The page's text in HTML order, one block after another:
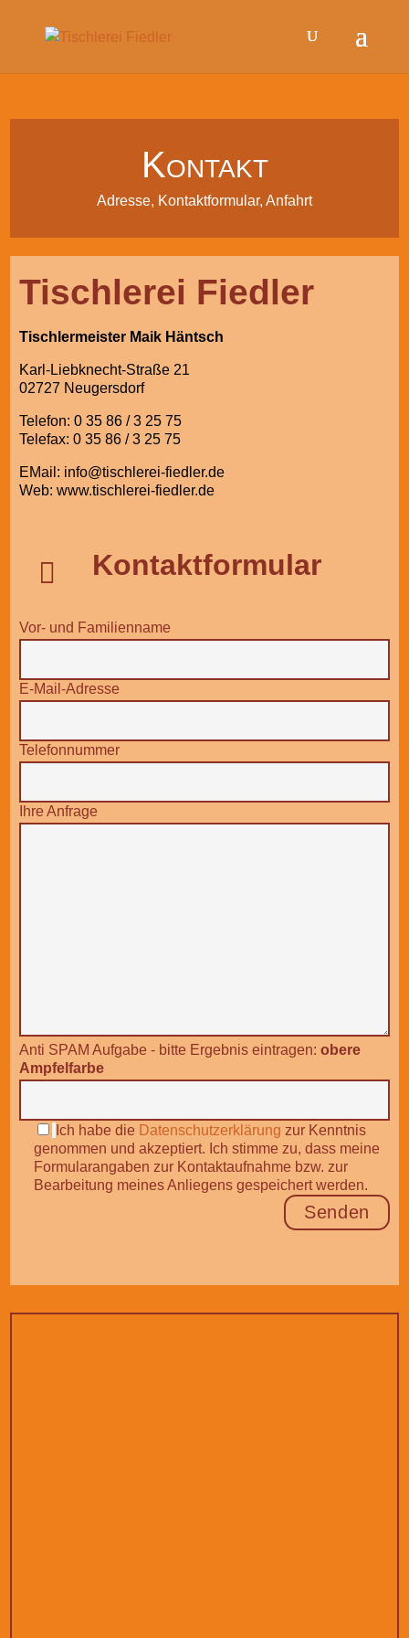
Kontakt
Adresse, Kontaktformular, Anfahrt
Tischlerei Fiedler
Tischlermeister Maik Häntsch
Karl-Liebknecht-Straße 21
02727 Neugersdorf
Telefon: 0 35 86 / 3 25 75
Telefax: 0 35 86 / 3 25 75
EMail: info@tischlerei-fiedler.de
Web: www.tischlerei-fiedler.de
 Kontaktformular
Vor- und Familienname
E-Mail-Adresse
Telefonnummer
Ihre Anfrage
Anti SPAM Aufgabe - bitte Ergebnis eintragen:obere
Ampfelfarbe
Ich habe die Datenschutzerklärung zur Kenntnis
genommen und akzeptiert. Ich stimme zu, dass meine
Formularangaben zur Kontaktaufnahme bzw. zur
Bearbeitung meines Anliegens gespeichert werden.